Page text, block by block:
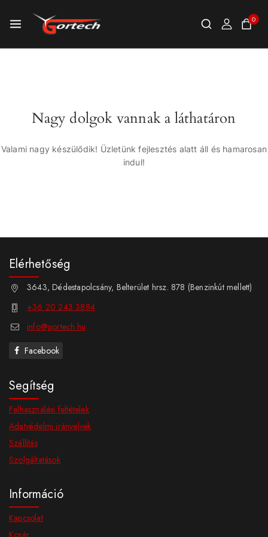
0
Nagy dolgok vannak a láthatáron
Valami nagy készülődik! Üzletünk fejlesztés alatt áll és hamarosan
indul!
Elérhetőség
3643, Dédestapolcsány, Belterület hrsz. 878 (Benzinkút mellett)
+36 20 243 3884
info@gortech.hu
Facebook
Segítség
Felhasználási feltételek
Adatvédelmi irányelvek
Szállítás
Szolgáltatások
Információ
Kapcsolat